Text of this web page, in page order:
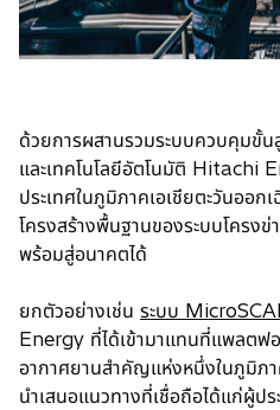
ด้วยการผสานรวมระบบควบคุมขั้
และเทคโนโลยีอัตโนมัติ Hitachi
ประเทศในภูมิภาคเอเชียตะวันออก
โครงสร้างพื้นฐานของระบบโครงข่
พร้อมสู่อนาคตได้
ยกตัวอย่างเช่น ระบบ
Energy ที่ได้เข้ามาแทนที่แพลตฟ
อากาศยานสำคัญแห่งหนึ่งในภูมิภา
นำเสนอแนวทางที่เชื่อถือได้แก่ผู้ป